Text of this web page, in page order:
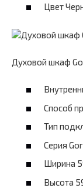
Цвет
Духовой шкаф
Способ
Тип
Серия
Ширина
Высота